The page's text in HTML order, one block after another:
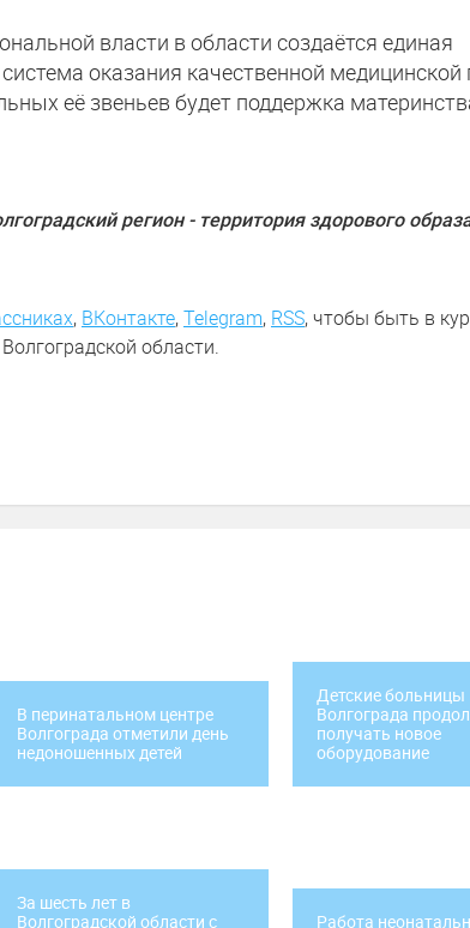
власти в области создаётся единая
оказания качественной
её звеньев будет поддержка
регион - территория здорового
, ВКонтакте,Telegram, RSS, чтобы быть в
области.
В перинатальном центре
Волгограда отметили день
недоношенных детей
Детские больницы
Волгограда
получать новое
оборудование
За шесть лет в
Волгоградской области с
Работа